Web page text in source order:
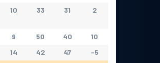
10 33 31 2
9 50 40
10
14 42 47
-5